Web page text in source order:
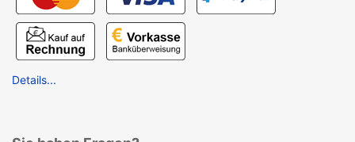
Details...